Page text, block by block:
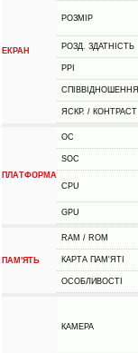
ЕКРАН
РОЗМІР
РОЗД. ЗДАТНІСТЬ
PPI
СПІВВІДНОШЕННЯ
ЯСКР. / КОНТРАСТ
ПЛАТФОРМА
ОС
SOC
CPU
GPU
ПАМ'ЯТЬ
RAM / ROM
КАРТА ПАМ'ЯТІ
ОСОБЛИВОСТІ
КАМЕРА